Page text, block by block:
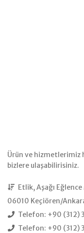
Ürün ve hizmetlerimiz
bizlere ulaşabilirisiniz.
Etlik, Aşağı
06010 Keçiören/
Telefon: +90 (312)
Telefon: +90 (312)